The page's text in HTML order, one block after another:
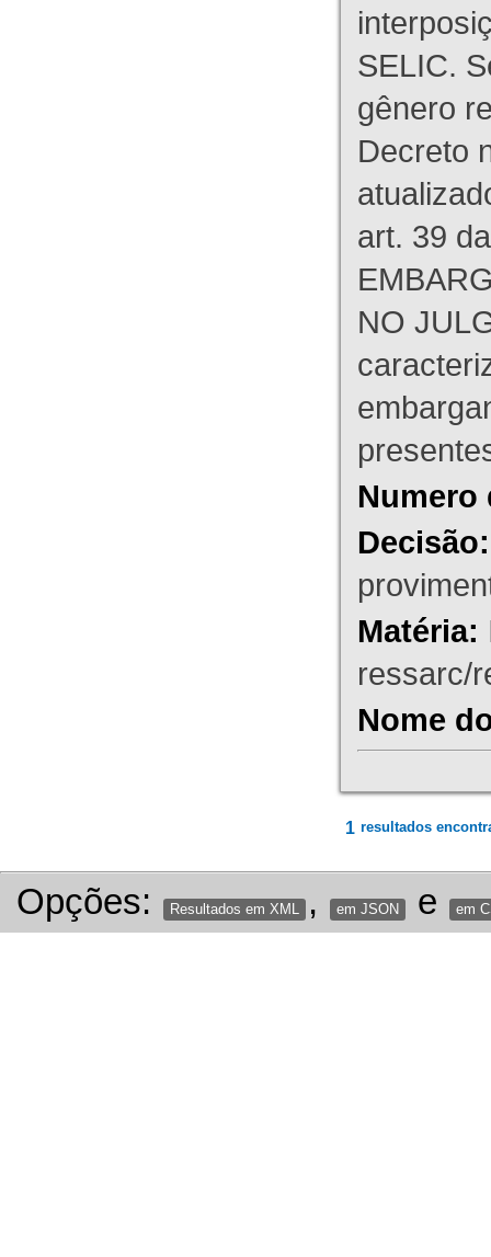
SELIC.
gênero
Decreto
art. 39
NO
Numero
Decisão:
Matéria:
ressarc/
Nome
1 resultados
Opções: Resultados em XML , em JSON e em